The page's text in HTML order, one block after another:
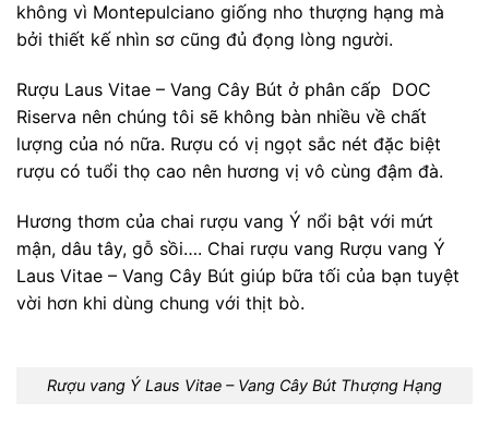
không vì Montepulciano giống nho thượng hạng mà
bởi thiết kế nhìn sơ cũng đủ đọng lòng người.
Rượu Laus Vitae – Vang Cây Bút ở phân cấp DOC
Riserva nên chúng tôi sẽ không bàn nhiều về chất
lượng của nó nữa. Rượu có vị ngọt sắc nét đặc biệt
rượu có tuổi thọ cao nên hương vị vô cùng đậm đà.
Hương thơm của chai rượu vang Ý nổi bật với mứt
mận, dâu tây, gỗ sồi…. Chai rượu vang Rượu vang Ý
Laus Vitae – Vang Cây Bút giúp bữa tối của bạn tuyệt
vời hơn khi dùng chung với thịt bò.
Rượu vang Ý Laus Vitae – Vang Cây Bút Thượng Hạng